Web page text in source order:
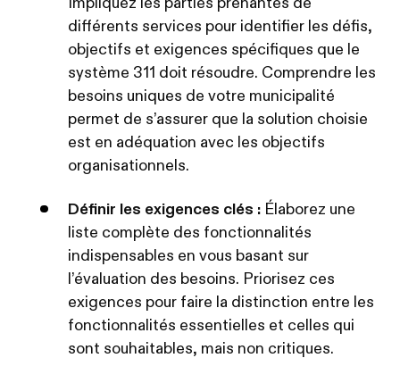
Impliquez les parties prenantes de
différents services pour identifier les défis,
objectifs et exigences spécifiques que le
système 311 doit résoudre. Comprendre les
besoins uniques de votre municipalité
permet de s’assurer que la solution choisie
est en adéquation avec les objectifs
organisationnels.
Définir les exigences clés : Élaborez une
liste complète des fonctionnalités
indispensables en vous basant sur
l’évaluation des besoins. Priorisez ces
exigences pour faire la distinction entre les
fonctionnalités essentielles et celles qui
sont souhaitables, mais non critiques.